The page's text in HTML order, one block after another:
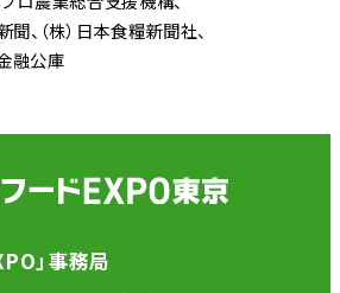
聞 （株）日本食糧新聞社
融公庫
」事務局